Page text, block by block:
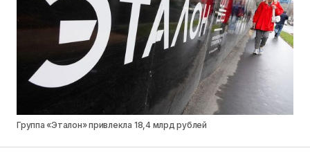
Группа «Эталон» привлекла 18,4 млрд рублей